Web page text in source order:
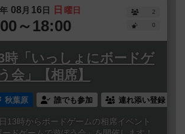
年 08 月 16日 日 曜日
～18:00
2
0
時「いっしょにボードゲ
会」【相席】
秋葉原 誰でも参加 連れ添い登録
13時からボードゲームの相席イベント